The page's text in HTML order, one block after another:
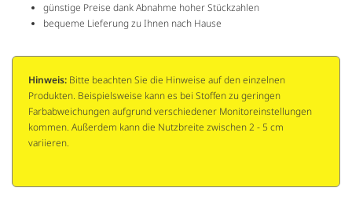
günstige Preise dank Abnahme hoher Stückzahlen
bequeme Lieferung zu Ihnen nach Hause
Hinweis: Bitte beachten Sie die Hinweise auf den einzelnen
Produkten. Beispielsweise kann es bei Stoffen zu geringen
Farbabweichungen aufgrund verschiedener Monitoreinstellungen
kommen. Außerdem kann die Nutzbreite zwischen 2 - 5 cm
variieren.